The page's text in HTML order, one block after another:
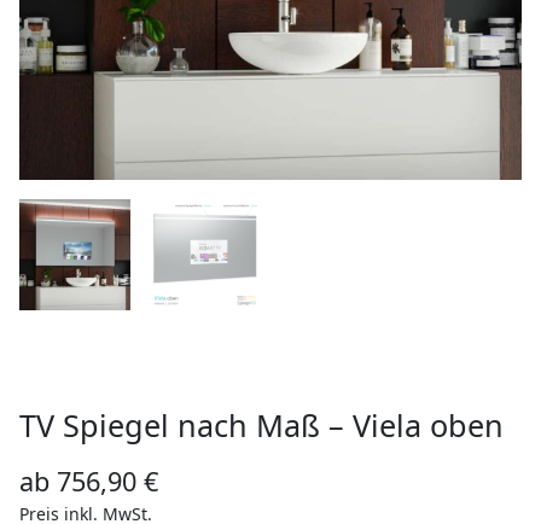
TV Spiegel nach Maß – Viela oben
ab 756,90 €
Preis inkl. MwSt.